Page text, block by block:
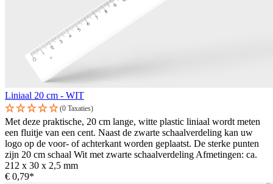
Liniaal 20 cm - WIT
(0 Taxaties)
Met deze praktische, 20 cm lange, witte plastic liniaal wordt meten
een fluitje van een cent. Naast de zwarte schaalverdeling kan uw
logo op de voor- of achterkant worden geplaatst. De sterke punten
zijn 20 cm schaal Wit met zwarte schaalverdeling Afmetingen: ca.
212 x 30 x 2,5 mm
€ 0,79*